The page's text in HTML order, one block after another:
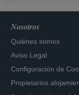
Nosotros
Quiénes somos
Aviso Legal
Configuración de
Propietarios